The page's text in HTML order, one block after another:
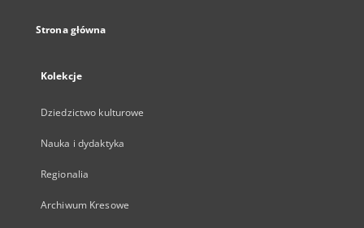
Strona główna
Kolekcje
Dziedzictwo kulturowe
Nauka i dydaktyka
Regionalia
Archiwum Kresowe